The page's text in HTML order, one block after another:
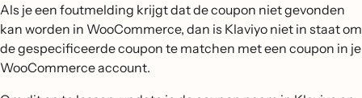
Als je een foutmelding krijgt dat de coupon niet gevonden
kan worden in WooCommerce, dan is Klaviyo niet in staat om
de gespecificeerde coupon te matchen met een coupon in je
WooCommerce account.